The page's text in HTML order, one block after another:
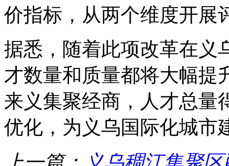
价指标，从两个维度开展
据悉，随着此项改革在义
才数量和质量都将大幅提
来义集聚经商，人才总量
优化，为义乌国际化城市